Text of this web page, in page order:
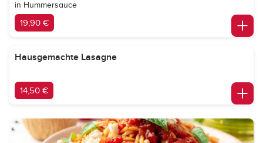
in Hummersauce
19,90 €
Hausgemachte Lasagne
14,50 €